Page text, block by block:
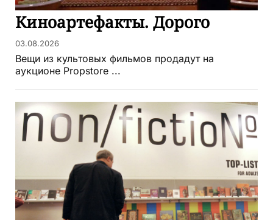
Киноартефакты. Дорого
03.08.2026
Вещи из культовых фильмов продадут на
аукционе Propstore ...